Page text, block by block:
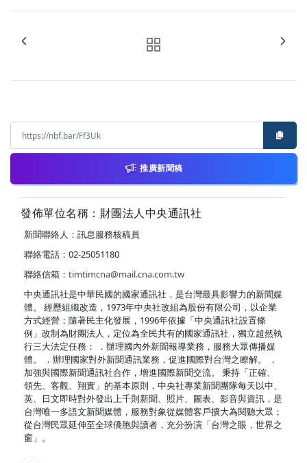
推廣新聞稿
發佈單位名稱：財團法人中央通訊社
新聞聯絡人：訊息服務核稿員
聯絡電話：02-25051180
聯絡信箱： timtimcna@mail.cna.com.tw
中央通訊社是中華民國的國家通訊社，是台灣最具影響力的新聞媒
體。 經歷組織改造，1973年中央社改組為股份有限公司，以企業
方式經營；隨著民主化發展，1996年依據「中央通訊社設置條
例」改制為財團法人，定位為全民共有的國家通訊社，獨立超然執
行三大法定任務： ．辦理國內外新聞報導業務，服務大眾傳播媒
體。 ．辦理國家對外新聞通訊業務，促進國際對台灣之瞭解。 ．
加強與國際新聞通訊社合作，增進國際新聞交流。 秉持「正確、
領先、客觀、翔實」的基本原則，中央社專業新聞團隊每天以中、
英、日文即時對外發出上千則新聞、照片、圖表、影音與資訊，是
台灣唯一多語文新聞媒體，服務對象從媒體客戶擴大為閱聽大眾；
從台灣民眾延伸至全球僑胞與讀者，充分扮演「台灣之眼，世界之
窗」。